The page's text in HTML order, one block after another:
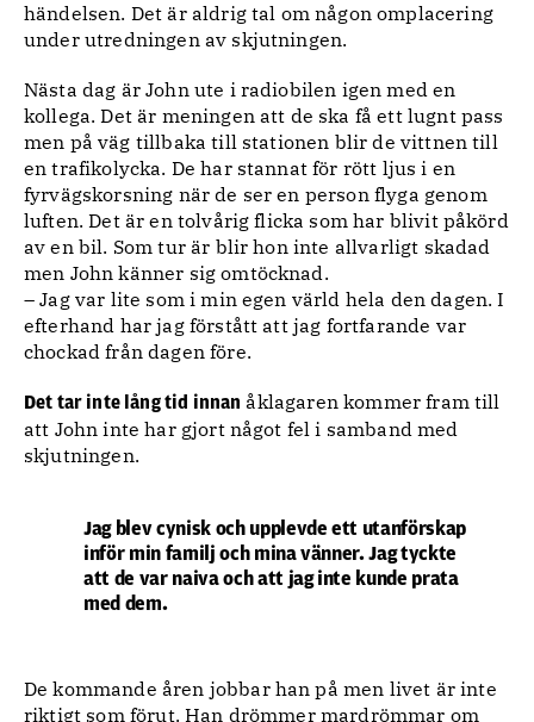
händelsen. Det är aldrig tal om någon omplacering
under utredningen av skjutningen.
Nästa dag är John ute i radiobilen igen med en
kollega. Det är meningen att de ska få ett lugnt pass
men på väg tillbaka till stationen blir de vittnen till
en trafikolycka. De har stannat för rött ljus i en
fyrvägskorsning när de ser en person flyga genom
luften. Det är en tolvårig flicka som har blivit påkörd
av en bil. Som tur är blir hon inte allvarligt skadad
men John känner sig omtöcknad.
– Jag var lite som i min egen värld hela den dagen. I
efterhand har jag förstått att jag fortfarande var
chockad från dagen före.
Det tar inte lång tid innan åklagaren kommer fram till
att John inte har gjort något fel i samband med
skjutningen.
Jag blev cynisk och upplevde ett utanförskap
inför min familj och mina vänner. Jag tyckte
att de var naiva och att jag inte kunde prata
med dem.
De kommande åren jobbar han på men livet är inte
riktigt som förut. Han drömmer mardrömmar om